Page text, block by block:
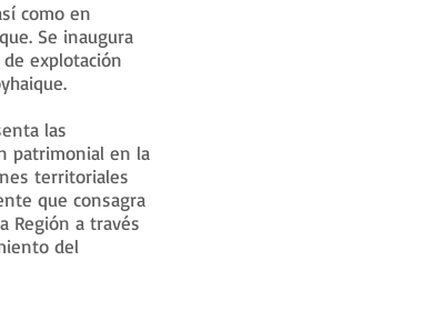
como en
Se inaugura
explotación
las
patrimonial en la
territoriales
que consagra
Región a través
del